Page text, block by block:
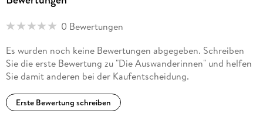
0 Bewertungen
Es wurden noch keine Bewertungen abgegeben. Schreiben
Sie die erste Bewertung zu "Die Auswanderinnen" und helfen
Sie damit anderen bei der Kaufentscheidung.
Erste Bewertung schreiben